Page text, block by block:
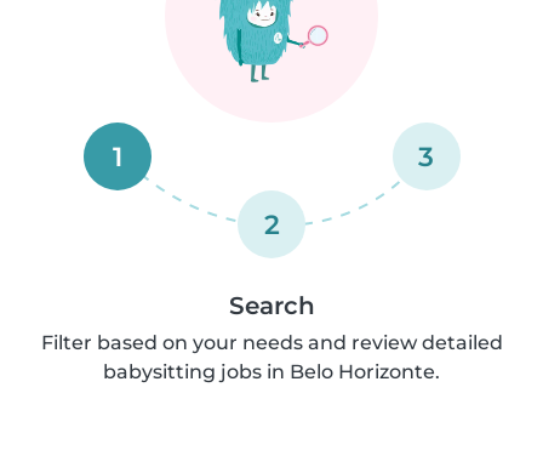
1
2
3
Search
Filter based on your needs and review detailed
babysitting jobs in Belo Horizonte.